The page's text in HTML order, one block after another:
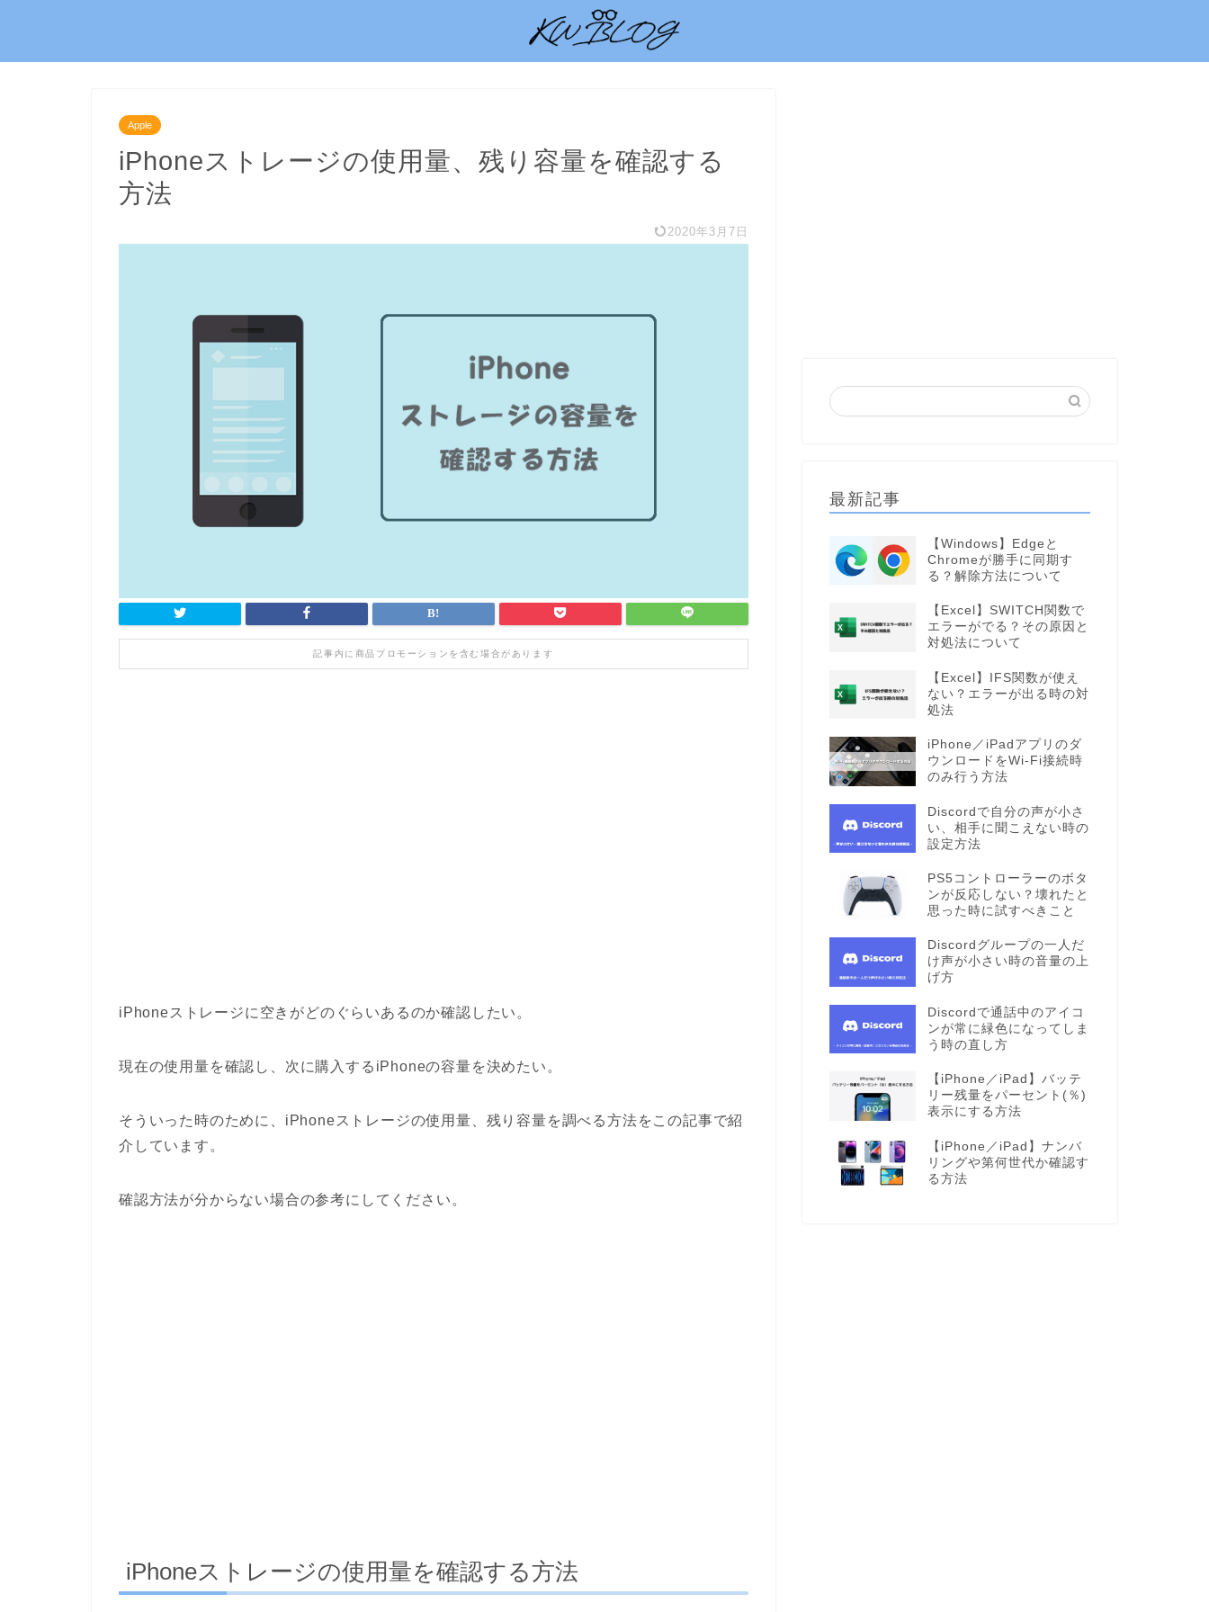
Apple
iPhoneストレージの使用量、残り容量を確認する
方法
2020年3月7日
記事内に商品プロモーションを含む場合があります
iPhoneストレージに空きがどのぐらいあるのか確認したい。
現在の使用量を確認し、次に購入するiPhoneの容量を決めたい。
そういった時のために、iPhoneストレージの使用量、残り容量を調べる方法をこの記事で紹
介しています。
確認方法が分からない場合の参考にしてください。
iPhoneストレージの使用量を確認する方法
最新記事
【Windows】Edgeと
Chromeが勝手に同期す
る？解除方法について
【Excel】SWITCH関数で
エラーがでる？その原因と
対処法について
【Excel】IFS関数が使え
ない？エラーが出る時の対
処法
iPhone／iPadアプリのダ
ウンロードをWi-Fi接続時
のみ行う方法
Discordで自分の声が小さ
い、相手に聞こえない時の
設定方法
PS5コントローラーのボタ
ンが反応しない？壊れたと
思った時に試すべきこと
Discordグループの一人だ
け声が小さい時の音量の上
げ方
Discordで通話中のアイコ
ンが常に緑色になってしま
う時の直し方
【iPhone／iPad】バッテ
リー残量をパーセント(％)
表示にする方法
【iPhone／iPad】ナンバ
リングや第何世代か確認す
る方法